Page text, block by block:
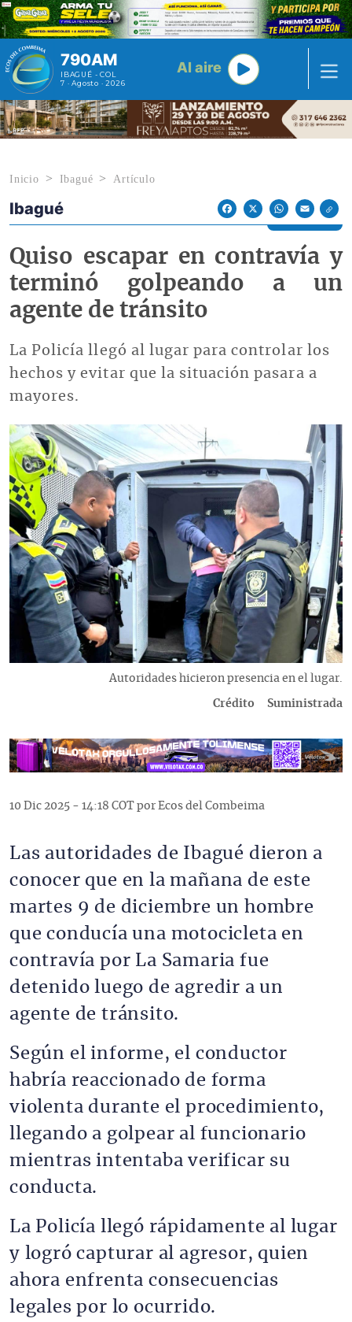
Pasar al contenido principal
790AM
IBAGUÉ - COL
7 · Agosto · 2026
Al aire
Inicio Ibagué Artículo
Econoticias y Eventos
Ibagué
FacebookX WhatsAppEmail
Quiso escapar en contravía y
terminó golpeando a un
agente de tránsito
La Policía llegó al lugar para controlar los
hechos y evitar que la situación pasara a
mayores.
Imagen
Autoridades hicieron presencia en el lugar.
Crédito Suministrada
10 Dic 2025 - 14:18 COT por Ecos del Combeima
Las autoridades de Ibagué dieron a
conocer que en la mañana de este
martes 9 de diciembre un hombre
que conducía una motocicleta en
contravía por La Samaria fue
detenido luego de agredir a un
agente de tránsito.
Según el informe, el conductor
habría reaccionado de forma
violenta durante el procedimiento,
llegando a golpear al funcionario
mientras intentaba verificar su
conducta.
La Policía llegó rápidamente al lugar
y logró capturar al agresor, quien
ahora enfrenta consecuencias
legales por lo ocurrido.